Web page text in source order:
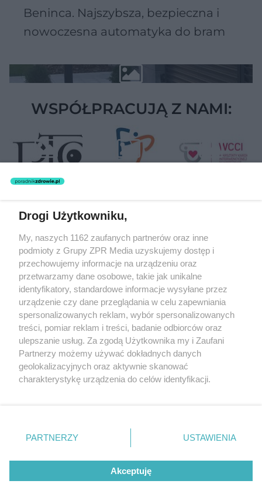
Beninca. Najszybsza, bezpieczna i
nowoczesna automatyka do bram
WSPÓŁPRACUJĄ Z NAMI:
Żaden utwór zamieszczony w serwisie nie może być powielany i
rozpowszechniany lub dalej rozpowszechniany w jakikolwiek sposób
(w tym także elektroniczny lub mechaniczny) na jakimkolwiek polu
eksploatacji w jakiejkolwiek formie, włącznie z umieszczaniem w
Internecie bez pisemnej zgody właściciela praw. Jakiekolwiek użycie
lub wykorzystanie utworów w całości lub w części z naruszeniem
prawa, tzn. bez właściwej zgody, jest zabronione pod groźbą kary i
może być ścigane prawnie.
O nas
Nasze serwisy
Drogi Użytkowniku,
My, naszych 1162 zaufanych partnerów oraz inne
podmioty z Grupy ZPR Media uzyskujemy dostęp i
przechowujemy informacje na urządzeniu oraz
przetwarzamy dane osobowe, takie jak unikalne
identyfikatory, standardowe informacje wysyłane przez
urządzenie czy dane przeglądania w celu zapewniania
spersonalizowanych reklam, wybór spersonalizowanych
treści, pomiar reklam i treści, badanie odbiorców oraz
ulepszanie usług. Za zgodą Użytkownika my i Zaufani
Partnerzy możemy używać dokładnych danych
geolokalizacyjnych oraz aktywnie skanować
charakterystykę urządzenia do celów identyfikacji.
zmienić/wycofać klikając przycisk ustawień prywatności
znajdujący się w lewym dolnym rogu strony
rodzaje przetwarzania danych nie wymagają zgody
użytkownika, ale masz prawo sprzeciwić się takiemu
PARTNERZY USTAWIENIA
Akceptuję